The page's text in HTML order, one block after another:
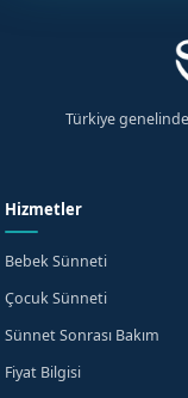
Türkiye
Hizmetler
Bebek Sünneti
Çocuk Sünneti
Sünnet Sonrası Bakım
Fiyat Bilgisi